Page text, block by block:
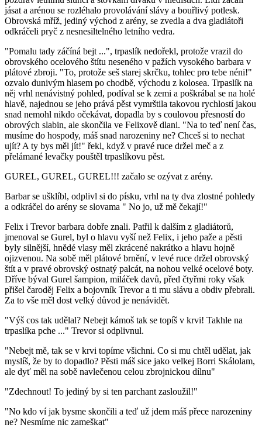
jásat a arénou se rozléhalo provolávání slávy a bouřlivý potlesk.
Obrovská mříž, jediný východ z arény, se zvedla a dva gladiátoři
odkráčeli pryč z nesnesiltelného letního vedra.
"Pomalu tady záčíná bejt ...", trpaslík nedořekl, protože vrazil do
obrovského ocelového štítu neseného v pažích vysokého barbara v
plátové zbroji. "To, protože seš starej skrčku, tohlec pro tebe néni!"
ozvalo dunivým hlasem po chodbě, východu z kolosea. Trpaslík na
něj vrhl nenávistný pohled, podíval se k zemi a poškrábal se na holé
hlavě, najednou se jeho prává pěst vymrštila takovou rychlostí jakou
snad nemohl nikdo očekávat, dopadla by s coulovou přesností do
obrových slabin, ale skončila ve Felixově dlani. "Na to teď není čas,
musíme do hospody, máš snad narozeniny ne? Chceš si to nechat
ujít? A ty bys měl jít!" řekl, když v pravé ruce držel meč a z
přelámané levačky pouštěl trpaslíkovu pěst.
GUREL, GUREL, GUREL!!! začalo se ozývat z arény.
Barbar se ušklíbl, odplivl si do písku, vrhl na ty dva zlostné pohledy
a odkráčel do arény se slovama " No jo, už mě čekají!"
Felix i Trevor barbara dobře znali. Patřil k dalším z gladiátorů,
jmenoval se Gurel, byl o hlavu vyší než Felix, i jeho paže a pěsti
byly silnější, hnědé vlasy měl zkrácené nakrátko a hlavu hojně
ojizvenou. Na sobě měl plátové brnění, v levé ruce držel obrovský
štít a v pravé obrovský ostnatý palcát, na nohou velké ocelové boty.
Dříve býval Gurel šampion, miláček davů, před čtyřmi roky však
přišel čaroděj Felix a bojovník Trevor a ti mu slávu a obdiv přebrali.
Za to vše měl dost velký důvod je nenávidět.
"Výš cos tak udělal? Nebejt kámoš tak se topíš v krvi! Takhle na
trpaslíka pche ..." Trevor si odplivnul.
"Nebejt mě, tak se v krvi topíme všichni. Co si mu chtěl udělat, jak
myslíš, že by to dopadlo? Pěsti máš sice jako velkej Borri Skálolam,
ale dyť měl na sobě navlečenou celou zbrojnickou dílnu"
"Zdechnout! To jediný by si ten parchant zasloužil!"
"No kdo ví jak bysme skončili a teď už jdem máš přece narozeniny
ne? Nesmíme nic zameškat"